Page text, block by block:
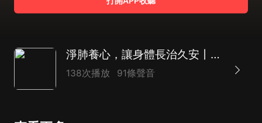
淨肺養心，讓身體長治久安丨中醫食療、理療保護心肺健康，為身體築起強有力的免疫力
138次播放 91條聲音